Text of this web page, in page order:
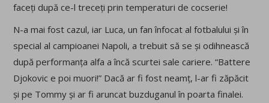
faceți după ce-l treceți prin temperaturi de cocserie!
N-a mai fost cazul, iar Luca, un fan înfocat al fotbalului și în
special al campioanei Napoli, a trebuit să se și odihnească
după performanța alfa a încă scurtei sale cariere. “Battere
Djokovic e poi muori!” Dacă ar fi fost neamț, l-ar fi zăpăcit
și pe Tommy și ar fi aruncat buzduganul în poarta finalei.